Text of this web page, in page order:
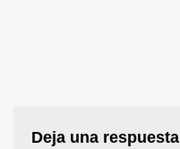
Deja una respuesta